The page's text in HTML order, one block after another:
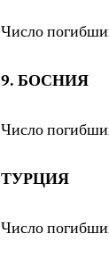
Число
9. БОСНИЯ
Число
ТУРЦИЯ
Число